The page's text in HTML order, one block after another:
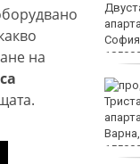
на
във
годишен
чист